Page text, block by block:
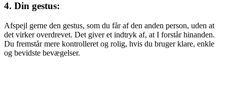
4. Din gestus:
Afspejl gerne den gestus, som du får af den anden person, uden at
det virker overdrevet. Det giver et indtryk af, at I forstår hinanden.
Du fremstår mere kontrolleret og rolig, hvis du bruger klare, enkle
og bevidste bevægelser.